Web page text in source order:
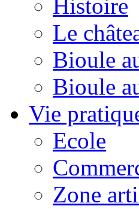
Histoire
Le
Bioule
Bioule
Vie
Ecole
Zone